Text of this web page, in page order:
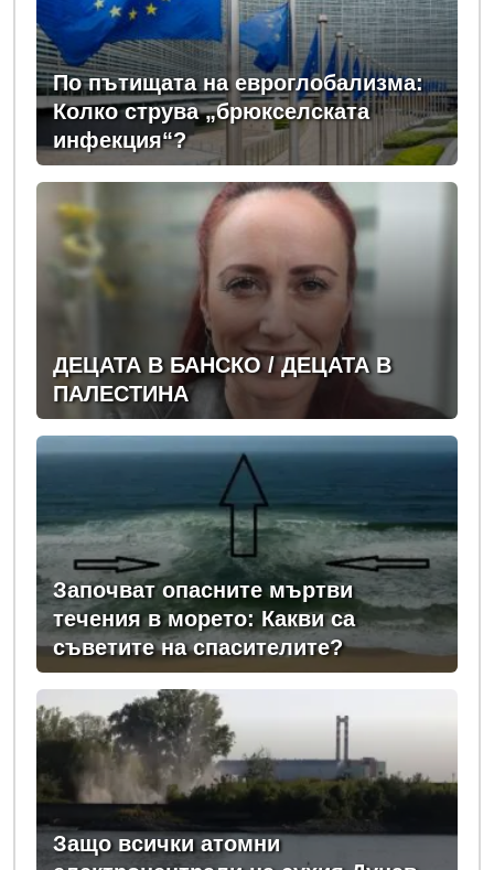
По пътищата на евроглобализма:
Колко струва „брюкселската
инфекция“?
ДЕЦАТА В БАНСКО / ДЕЦАТА В
ПАЛЕСТИНА
Започват опасните мъртви
течения в морето: Какви са
съветите на спасителите?
Защо всички атомни